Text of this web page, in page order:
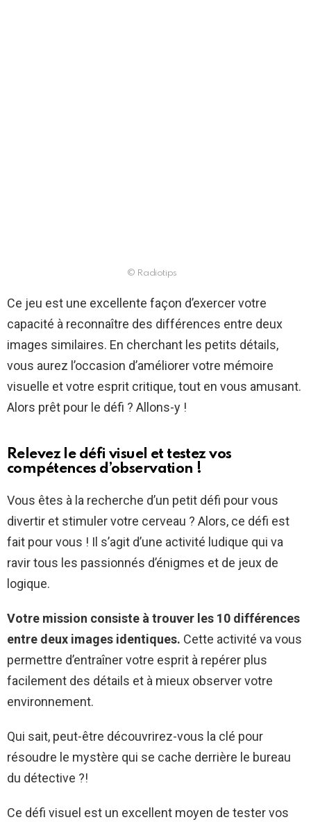
© Radiotips
Ce jeu est une excellente façon d’exercer votre
capacité à reconnaître des différences entre deux
images similaires. En cherchant les petits détails,
vous aurez l’occasion d’améliorer votre mémoire
visuelle et votre esprit critique, tout en vous amusant.
Alors prêt pour le défi ? Allons-y !
Relevez le défi visuel et testez vos
compétences d’observation !
Vous êtes à la recherche d’un petit défi pour vous
divertir et stimuler votre cerveau ? Alors, ce défi est
fait pour vous ! Il s’agit d’une activité ludique qui va
ravir tous les passionnés d’énigmes et de jeux de
logique.
Votre mission consiste à trouver les 10 différences
entre deux images identiques. Cette activité va vous
permettre d’entraîner votre esprit à repérer plus
facilement des détails et à mieux observer votre
environnement.
Qui sait, peut-être découvrirez-vous la clé pour
résoudre le mystère qui se cache derrière le bureau
du détective ?!
Ce défi visuel est un excellent moyen de tester vos